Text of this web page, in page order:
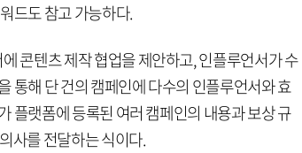
드도 참고 가능하다.
콘텐츠 제작 협업을 제안하고, 인플루언서가 수
통해 단 건의 캠페인에 다수의 인플루언서와 효
플랫폼에 등록된 여러 캠페인의 내용과 보상 규
사를 전달하는 식이다.